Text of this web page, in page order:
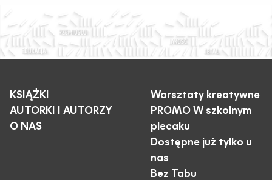
KSIĄŻKI
AUTORKI I AUTORZY
O NAS
Warsztaty kreatywne
PROMO W szkolnym
plecaku
Dostępne już tylko u
nas
Bez Tabu